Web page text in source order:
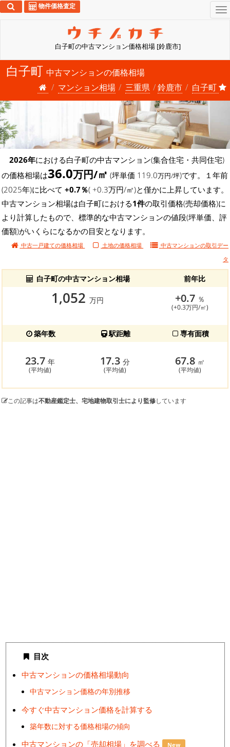
白子町の中古マンション価格相場 [鈴鹿市]
物件価格査定
白子町 中古マンションの価格相場
マンション相場
三重県 鈴鹿市 白子町
2026年における白子町の中古マンション(集合住宅・共同住宅)
の価格相場は36.0万円/㎡ (坪単価 119.0万円/坪)です。１年前
(2025年)に比べて +0.7％( +0.3万円/㎡)と僅かに上昇しています。
中古マンション相場は白子町における1件の取引価格(売却価格)に
より計算したもので、標準的な中古マンションの値段(坪単価、評
価額)がいくらになるかの目安となります。
中古一戸建ての価格相場 土地の価格相場 中古マンションの取引デー
タ
白子町の中古マンション相場 前年比
1,052 万円 +0.7 ％
(+0.3万円/㎡)
築年数 駅距離 専有面積
23.7 年
(平均値)
17.3 分
(平均値)
67.8 ㎡
(平均値)
この記事は不動産鑑定士、宅地建物取引士により監修しています
目次
中古マンションの価格相場動向
中古マンション価格の年別推移
今すぐ中古マンション価格を計算する
築年数に対する価格相場の傾向
中古マンションの「売却相場」を調べる New